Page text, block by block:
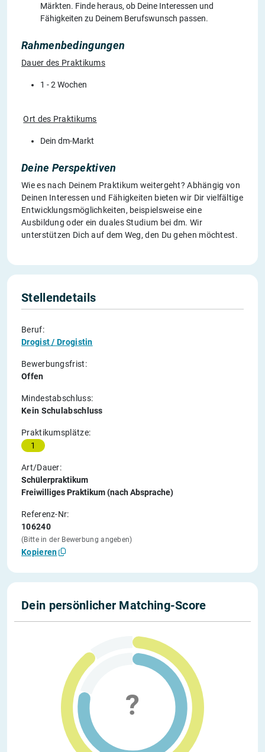
Märkten. Finde heraus, ob Deine Interessen und
Fähigkeiten zu Deinem Berufswunsch passen.
Rahmenbedingungen
Dauer des Praktikums
1 - 2 Wochen
Ort des Praktikums
Dein dm-Markt
Deine Perspektiven
Wie es nach Deinem Praktikum weitergeht? Abhängig von
Deinen Interessen und Fähigkeiten bieten wir Dir vielfältige
Entwicklungsmöglichkeiten, beispielsweise eine
Ausbildung oder ein duales Studium bei dm. Wir
unterstützen Dich auf dem Weg, den Du gehen möchtest.
Stellendetails
Beruf:
Drogist / Drogistin
Bewerbungsfrist:
Offen
Mindestabschluss:
Kein Schulabschluss
Praktikumsplätze:
1
Art/Dauer:
Schülerpraktikum
Freiwilliges Praktikum (nach Absprache)
Referenz-Nr:
106240
(Bitte in der Bewerbung angeben)
Kopieren
Dein persönlicher Matching-Score